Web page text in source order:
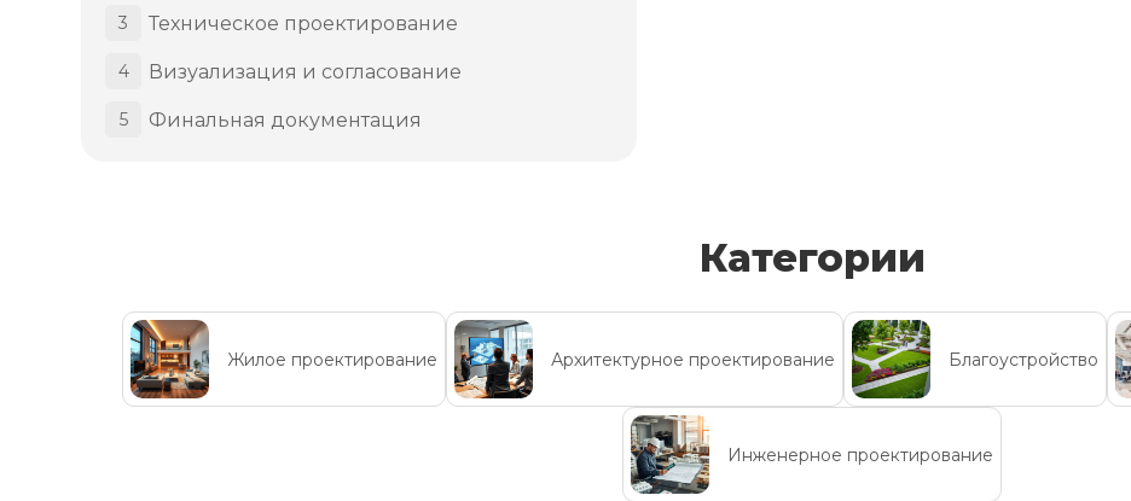
3 Техническое проектирование
4 Визуализация и согласование
5 Финальная документация
Категории
Жилое проектирование Архитектурное проектирование Благоустройство
Инженерное проектирование